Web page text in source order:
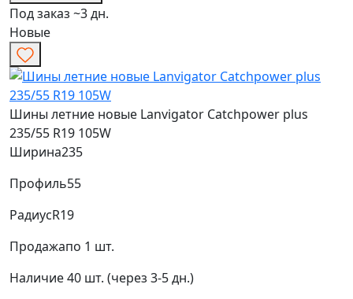
Под заказ ~3 дн.
Новые
Шины летние новые Lanvigator Catchpower plus
235/55 R19 105W
Ширина235
Профиль55
РадиусR19
Продажапо 1 шт.
Наличие40 шт. (через 3-5 дн.)